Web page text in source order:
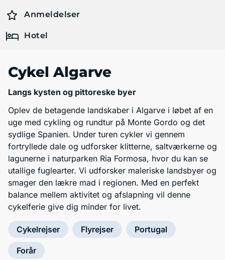
Anmeldelser
Hotel
Cykel Algarve
Langs kysten og pittoreske byer
Oplev de betagende landskaber i Algarve i løbet af en
uge med cykling og rundtur på Monte Gordo og det
sydlige Spanien. Under turen cykler vi gennem
fortryllede dale og udforsker klitterne, saltværkerne og
lagunerne i naturparken Ria Formosa, hvor du kan se
utallige fuglearter. Vi udforsker maleriske landsbyer og
smager den lækre mad i regionen. Med en perfekt
balance mellem aktivitet og afslapning vil denne
cykelferie give dig minder for livet.
Cykelrejser Flyrejser Portugal
Forår